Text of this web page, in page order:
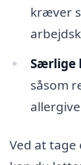
kræver
Særlige
såsom
Ved at